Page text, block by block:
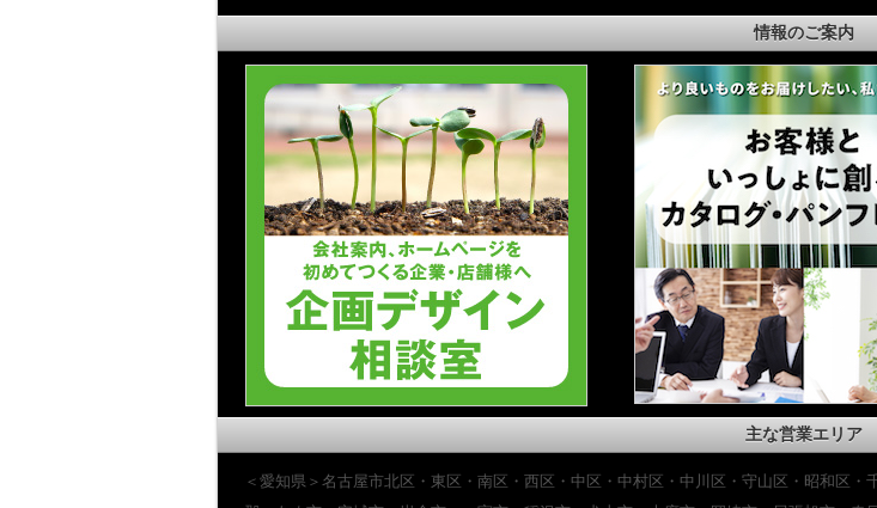
情報のご案内
主な営業エリア
＜愛知県＞名古屋市北区・東区・南区・西区・中区・中村区・中川区・守山区・昭和区